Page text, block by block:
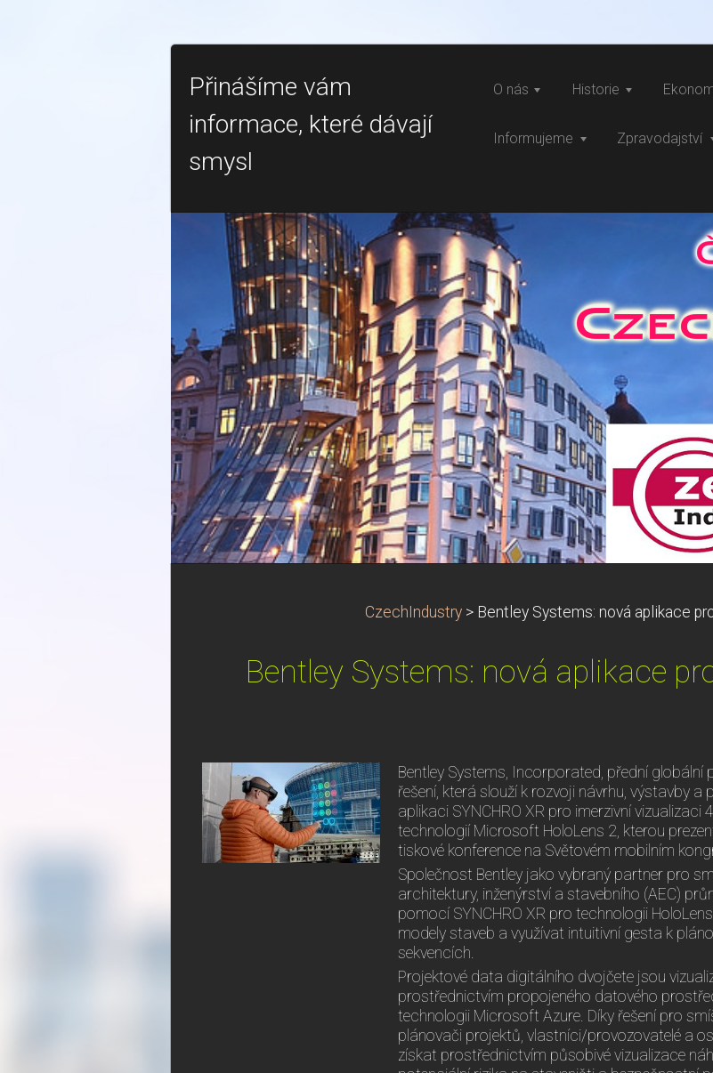
Přinášíme vám
informace, které dávají
smysl
O nás Historie
Informujeme Zpravodajství
CzechIndustry > Bentley Systems: nová aplikace
Bentley Systems: nová aplikace
Bentley Systems, Incorporated, přední
řešení, která slouží k rozvoji návrhu, výstavby
aplikaci SYNCHRO XR pro imerzivní
technologií Microsoft HoloLens 2, kterou
tiskové konference na Světovém mobilním
Společnost Bentley jako vybraný partner pro
architektury, inženýrství a stavebního (AEC)
pomocí SYNCHRO XR pro technologii
modely staveb a využívat intuitivní gesta k
sekvencích.
Projektové data digitálního dvojčete jsou
prostřednictvím propojeného datového
technologii Microsoft Azure. Díky řešení pro
plánovači projektů, vlastníci/provozovatelé a
získat prostřednictvím působivé vizualizace